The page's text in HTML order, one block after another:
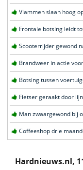
Scooterrijder gewond
Botsing tussen
Fietser geraakt door
Man zwaargewond bij
Hardnieuws.nl,